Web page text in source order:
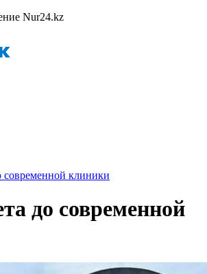
Nur24.kz
современной клиники
до современной